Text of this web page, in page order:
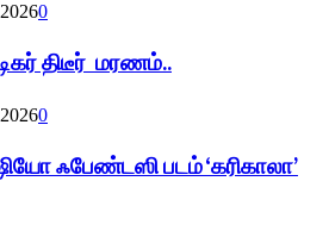
0
திடீர் மரணம்..
0
ஃபேண்டஸி படம் ‘கரிகாலா’